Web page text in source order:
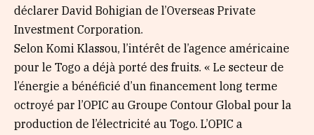
déclarer David Bohigian de l’Overseas Private
Investment Corporation.
Selon Komi Klassou, l’intérêt de l’agence américaine
pour le Togo a déjà porté des fruits. « Le secteur de
l’énergie a bénéficié d’un financement long terme
octroyé par l’OPIC au Groupe Contour Global pour la
production de l’électricité au Togo. L’OPIC a